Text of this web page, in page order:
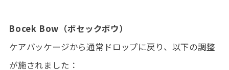
Bocek Bow（ボセックボウ）
ケアパッケージから通常ドロップに戻り、以下の調整
が施されました：